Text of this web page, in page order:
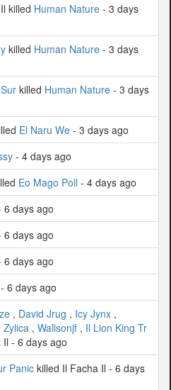
killed Human Nature - 3 days
killed Human Nature - 3 days
killed Human Nature - 3 days
El Naru We - 3 days ago
- 4 days ago
Eo Mago Poll - 4 days ago
6 days ago
6 days ago
6 days ago
- 6 days ago
, David Jrug , Icy Jynx ,
Zylica , Wallsonjf , Il Lion King Tr
- 6 days ago
Panic killed Il Facha Il - 6 days